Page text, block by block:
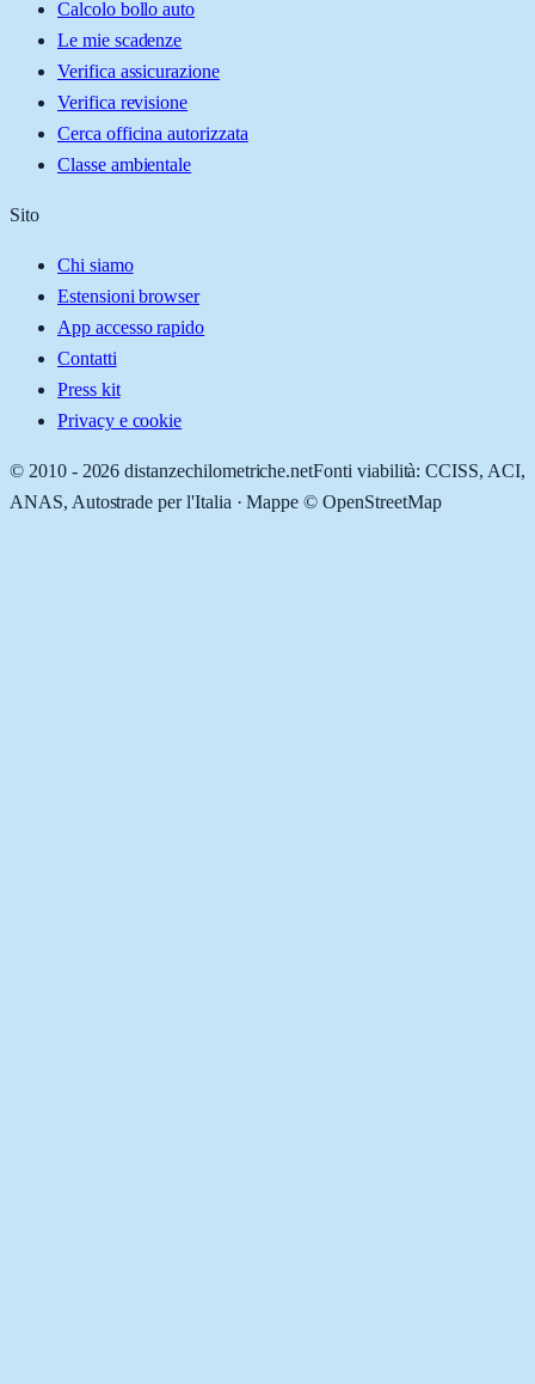
Calcolo bollo auto
Le mie scadenze
Verifica assicurazione
Verifica revisione
Cerca officina autorizzata
Classe ambientale
Sito
Chi siamo
Estensioni browser
App accesso rapido
Contatti
Press kit
Privacy e cookie
© 2010 - 2026 distanzechilometriche.netFonti viabilità: CCISS, ACI,
ANAS, Autostrade per l'Italia · Mappe © OpenStreetMap